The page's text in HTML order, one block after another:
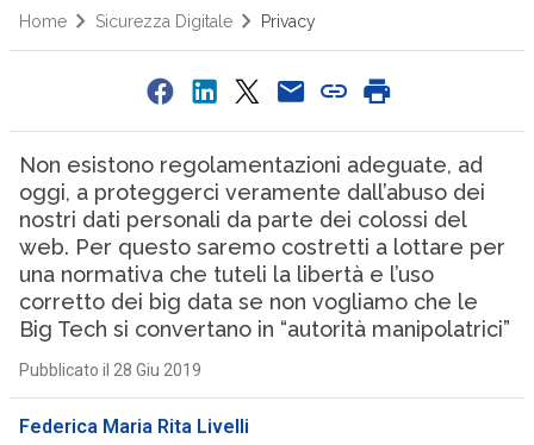
Home Sicurezza Digitale Privacy
Non esistono regolamentazioni adeguate, ad
oggi, a proteggerci veramente dall’abuso dei
nostri dati personali da parte dei colossi del
web. Per questo saremo costretti a lottare per
una normativa che tuteli la libertà e l’uso
corretto dei big data se non vogliamo che le
Big Tech si convertano in “autorità manipolatrici”
Pubblicato il 28 Giu 2019
Federica Maria Rita Livelli